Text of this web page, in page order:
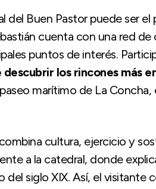
del Buen Pastor puede ser
cuenta con una red
puntos de interés.
los rincones más
marítimo de La
cultura, ejercicio y
a la catedral, donde
del siglo XIX. Así, el